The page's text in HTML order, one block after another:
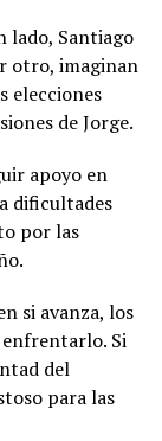
lado, Santiago
otro, imaginan
elecciones
de Jorge.
apoyo en
dificultades
por las
si avanza, los
Si
del
para las